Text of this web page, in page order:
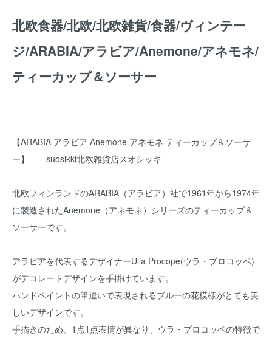
北欧食器/北欧/北欧雑貨/食器/ヴィンテー
ジ/ARABIA/アラビア/Anemone/アネモネ/
ティーカップ＆ソーサー
【ARABIA アラビア Anemone アネモネ ティーカップ＆ソーサ
ー】 suosikki北欧雑貨店スオシッキ
北欧フィンランドのARABIA（アラビア）社で1961年から1974年
に製造されたAnemone（アネモネ）シリーズのティーカップ＆
ソーサーです。
アラビアを代表するデザイナーUlla Procope(ウラ・プロコッペ)
がデコレートデザインを手掛けています。
ハンドペイントの筆遣いで表現されるブルーの花模様がとても美
しいデザインです。
手描きのため、1点1点表情が異なり、ウラ・プロコッペの特徴で